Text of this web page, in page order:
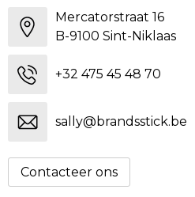
Mercatorstraat 16
B-9100 Sint-Niklaas
+32 475 45 48 70
sally@brandsstick.be
Contacteer ons